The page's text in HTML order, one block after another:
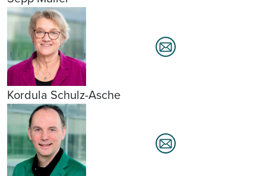
Kordula Schulz-Asche